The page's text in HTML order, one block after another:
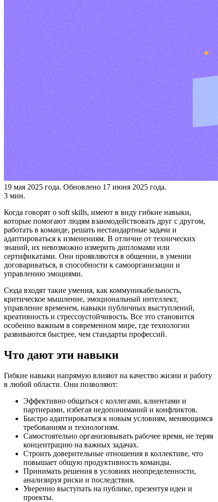
19 мая 2025 года. Обновлено 17 июня 2025 года.
3 мин.
Когда говорят о soft skills, имеют в виду гибкие навыки,
которые помогают людям взаимодействовать друг с другом,
работать в команде, решать нестандартные задачи и
адаптироваться к изменениям. В отличие от технических
знаний, их невозможно измерить дипломами или
сертификатами. Они проявляются в общении, в умении
договариваться, в способности к самоорганизации и
управлению эмоциями.
Сюда входят такие умения, как коммуникабельность,
критическое мышление, эмоциональный интеллект,
управление временем, навыки публичных выступлений,
креативность и стрессоустойчивость. Все это становится
особенно важным в современном мире, где технологии
развиваются быстрее, чем стандарты профессий.
Что дают эти навыки
Гибкие навыки напрямую влияют на качество жизни и работу
в любой области. Они позволяют:
Эффективно общаться с коллегами, клиентами и
партнерами, избегая недопониманий и конфликтов.
Быстро адаптироваться к новым условиям, меняющимся
требованиям и технологиям.
Самостоятельно организовывать рабочее время, не теряя
концентрацию на важных задачах.
Строить доверительные отношения в коллективе, что
повышает общую продуктивность команды.
Принимать решения в условиях неопределенности,
анализируя риски и последствия.
Уверенно выступать на публике, презентуя идеи и
проекты.